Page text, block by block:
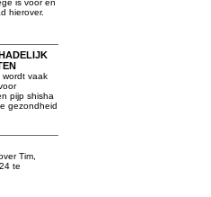
is voor en
hierover.
wordt vaak
pijp shisha
gezondheid
Tim,
te